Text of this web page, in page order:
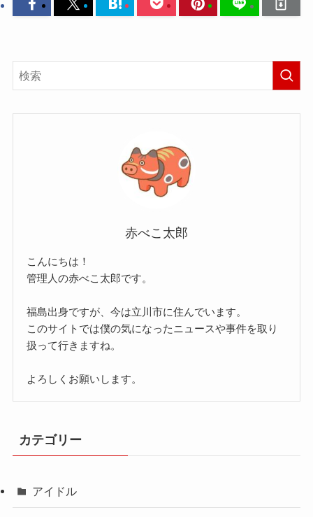
赤べこ太郎
こんにちは！
管理人の赤べこ太郎です。
福島出身ですが、今は立川市に住んでいます。
このサイトでは僕の気になったニュースや事件を取り
扱って行きますね。
よろしくお願いします。
カテゴリー
アイドル